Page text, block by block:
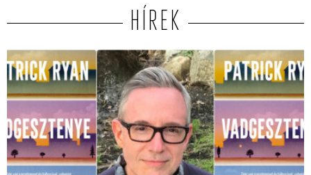
HÍREK